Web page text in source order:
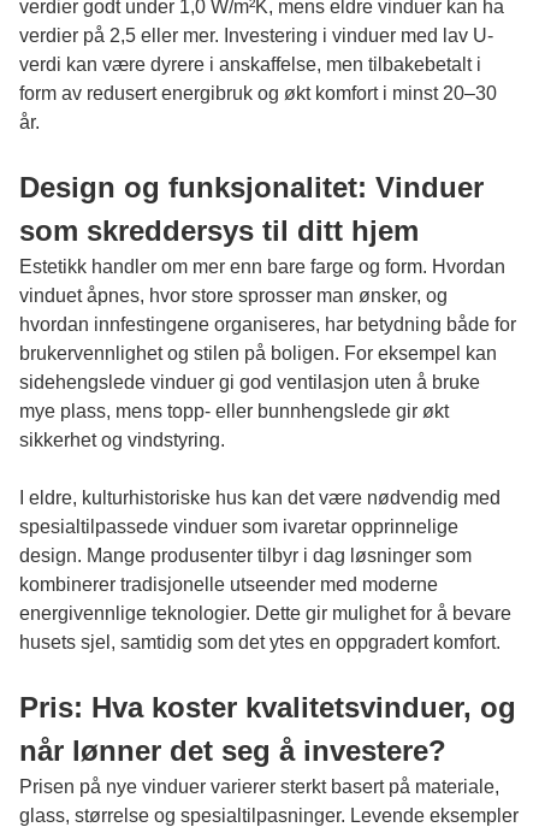
verdier godt under 1,0 W/m²K, mens eldre vinduer kan ha
verdier på 2,5 eller mer. Investering i vinduer med lav U-
verdi kan være dyrere i anskaffelse, men tilbakebetalt i
form av redusert energibruk og økt komfort i minst 20–30
år.
Design og funksjonalitet: Vinduer
som skreddersys til ditt hjem
Estetikk handler om mer enn bare farge og form. Hvordan
vinduet åpnes, hvor store sprosser man ønsker, og
hvordan innfestingene organiseres, har betydning både for
brukervennlighet og stilen på boligen. For eksempel kan
sidehengslede vinduer gi god ventilasjon uten å bruke
mye plass, mens topp- eller bunnhengslede gir økt
sikkerhet og vindstyring.
I eldre, kulturhistoriske hus kan det være nødvendig med
spesialtilpassede vinduer som ivaretar opprinnelige
design. Mange produsenter tilbyr i dag løsninger som
kombinerer tradisjonelle utseender med moderne
energivennlige teknologier. Dette gir mulighet for å bevare
husets sjel, samtidig som det ytes en oppgradert komfort.
Pris: Hva koster kvalitetsvinduer, og
når lønner det seg å investere?
Prisen på nye vinduer varierer sterkt basert på materiale,
glass, størrelse og spesialtilpasninger. Levende eksempler